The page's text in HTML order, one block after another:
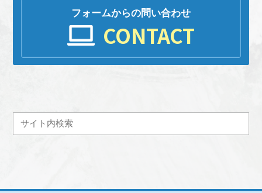
フォームからの問い合わせ
CONTACT